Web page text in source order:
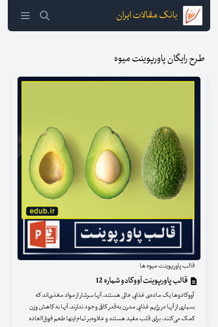
بانک مقالات ایران
طرح رایگان پاورپوینت میوه
قالب پاورپوینت میوه ها
قالب پاورپوینت آووکادو شماره 12
آووکادوها یک ماده‌ی غذایی عالی هستند. آنها سرشار از مواد مغذی‌اند که
بسیاری از آنها در رژیم غذایی مدرن به‌قدر کافی وجود ندارند. آنها به کاهش وزن
کمک می‌کنند، برای قلب مفید هستند و علاوه‌بر تمام اینها طعم فوق‌العاده